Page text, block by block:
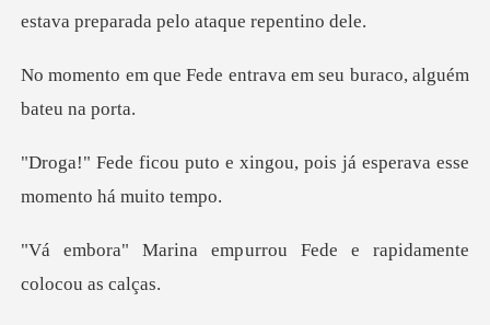
entrava em seu buraco,
xingou, pois já esperava es
urrou Fede e rapidamen